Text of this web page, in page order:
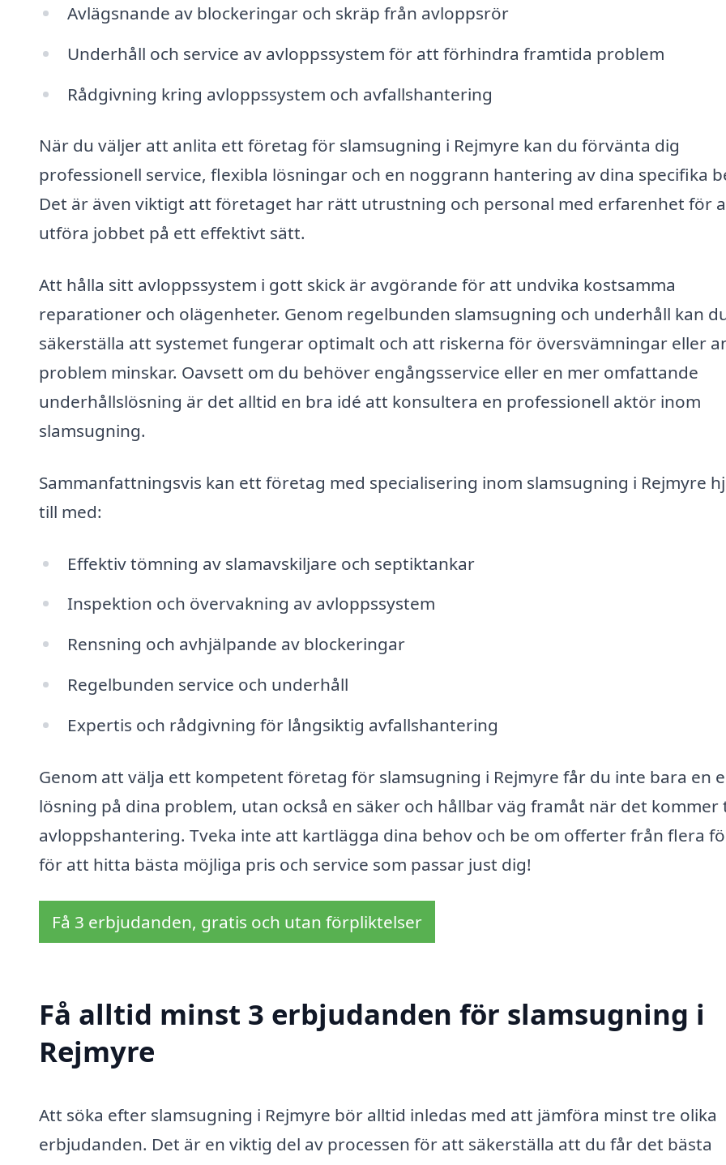
Avlägsnande av blockeringar och skräp från avloppsrör
Underhåll och service av avloppssystem för att förhindra framtida problem
Rådgivning kring avloppssystem och avfallshantering
När du väljer att anlita ett företag för slamsugning i Rejmyre kan du förvänta dig
professionell service, flexibla lösningar och en noggrann hantering av dina specifika
Det är även viktigt att företaget har rätt utrustning och personal med erfarenhet för
utföra jobbet på ett effektivt sätt.
Att hålla sitt avloppssystem i gott skick är avgörande för att undvika kostsamma
reparationer och olägenheter. Genom regelbunden slamsugning och underhåll kan
säkerställa att systemet fungerar optimalt och att riskerna för översvämningar eller
problem minskar. Oavsett om du behöver engångsservice eller en mer omfattande
underhållslösning är det alltid en bra idé att konsultera en professionell aktör inom
slamsugning.
Sammanfattningsvis kan ett företag med specialisering inom slamsugning i Rejmyre
till med:
Effektiv tömning av slamavskiljare och septiktankar
Inspektion och övervakning av avloppssystem
Rensning och avhjälpande av blockeringar
Regelbunden service och underhåll
Expertis och rådgivning för långsiktig avfallshantering
Genom att välja ett kompetent företag för slamsugning i Rejmyre får du inte bara en
lösning på dina problem, utan också en säker och hållbar väg framåt när det kommer
avloppshantering. Tveka inte att kartlägga dina behov och be om offerter från flera
för att hitta bästa möjliga pris och service som passar just dig!
Få 3 erbjudanden, gratis och utan förpliktelser
Få alltid minst 3 erbjudanden för slamsugning i
Rejmyre
Att söka efter slamsugning i Rejmyre bör alltid inledas med att jämföra minst tre olika
erbjudanden. Det är en viktig del av processen för att säkerställa att du får det bästa